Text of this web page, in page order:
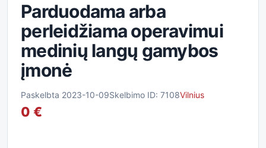
Parduodama arba
perleidžiama operavimui
medinių langų gamybos
įmonė
Paskelbta 2023-10-09Skelbimo ID: 7108Vilnius
0 €